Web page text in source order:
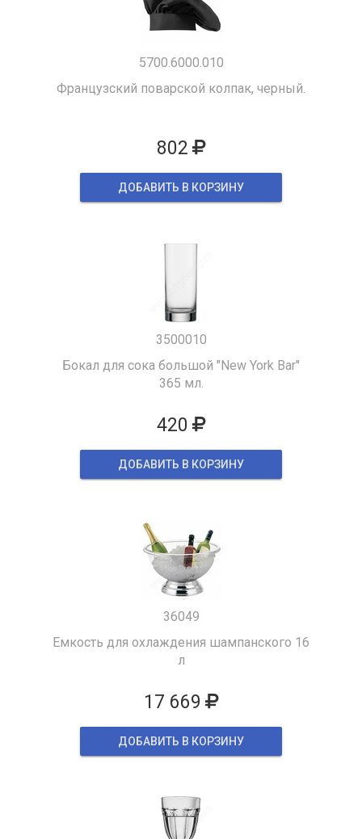
5700.6000.010
Французский поварской колпак, черный.
802
ДОБАВИТЬ В КОРЗИНУ
3500010
Бокал для сока большой "New York Bar"
365 мл.
420
ДОБАВИТЬ В КОРЗИНУ
36049
Емкость для охлаждения шампанского 16
л
17 669
ДОБАВИТЬ В КОРЗИНУ